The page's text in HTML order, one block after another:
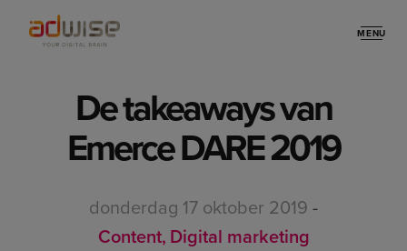
MENU
De takeaways van
Emerce DARE 2019
donderdag 17 oktober 2019 -
Content Digital marketing